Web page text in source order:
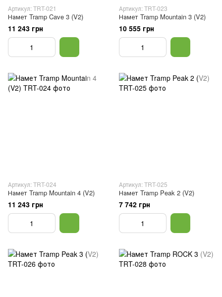
Артикул: TRT-021
Намет Tramp Cave 3 (V2)
11 243 грн
Артикул: TRT-023
Намет Tramp Mountain 3 (V2)
10 555 грн
Артикул: TRT-024
Намет Tramp Mountain 4 (V2)
11 243 грн
Артикул: TRT-025
Намет Tramp Peak 2 (V2)
7 742 грн